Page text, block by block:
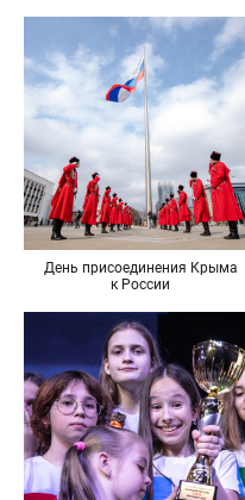
День присоединения Крыма
к России